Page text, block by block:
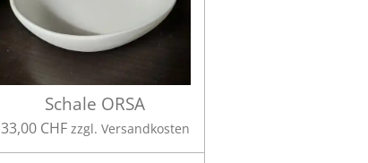
Schale ORSA
33,00 CHF zzgl. Versandkosten